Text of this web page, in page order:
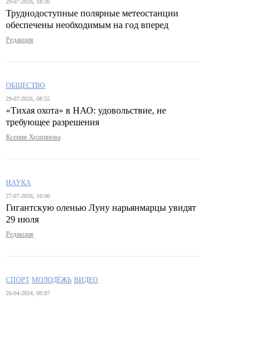
29-07-2026, 18:30
Труднодоступные полярные метеостанции
обеспечены необходимым на год вперед
Редакция
ОБЩЕСТВО
29-07-2026, 08:55
«Тихая охота» в НАО: удовольствие, не
требующее разрешения
Ксения Хозяинова
НАУКА
27-07-2026, 16:00
Гигантскую оленью Луну нарьянмарцы увидят
29 июля
Редакция
СПОРТ МОЛОДЁЖЬ ВИДЕО
26-04-2024, 09:07